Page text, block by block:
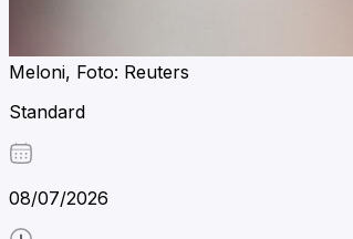
Meloni, Foto: Reuters
Standard
08/07/2026